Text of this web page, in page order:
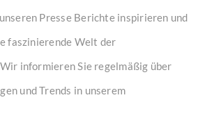
Presse Berichte inspirieren und
faszinierende Welt der
informieren Sie regelmäßig über
und Trends in unserem